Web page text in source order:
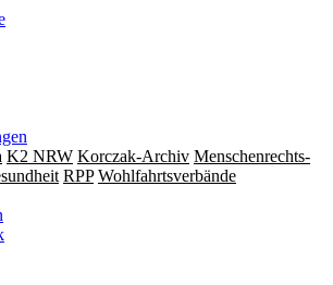
K2 NRW Korczak-Archiv Men­schen­rechts­
RPP Wohlfahrts­verbände